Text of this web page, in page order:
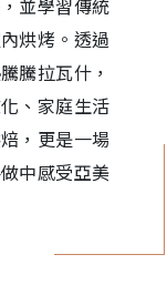
並學習傳統
烘烤。透過
騰拉瓦什，
、家庭生活
，更是一場
中感受亞美